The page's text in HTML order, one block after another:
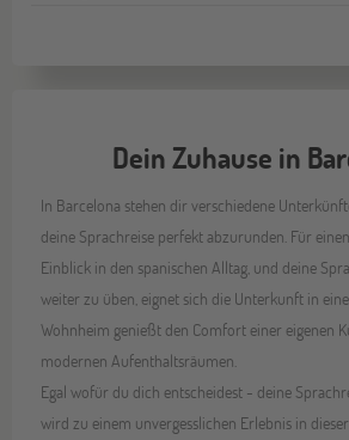
Dein Zuhause in
In Barcelona stehen dir verschiedene
deine Sprachreise perfekt abzurunden. Für
Einblick in den spanischen Alltag, und deine
weiter zu üben, eignet sich die Unterkunft in
Wohnheim genießt den Comfort einer eigenen
modernen Aufenthaltsräumen.
Egal wofür du dich entscheidest - deine
wird zu einem unvergesslichen Erlebnis in